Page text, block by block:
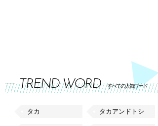
TREND WORD すべての人気ワード
タカ タカアンドトシ